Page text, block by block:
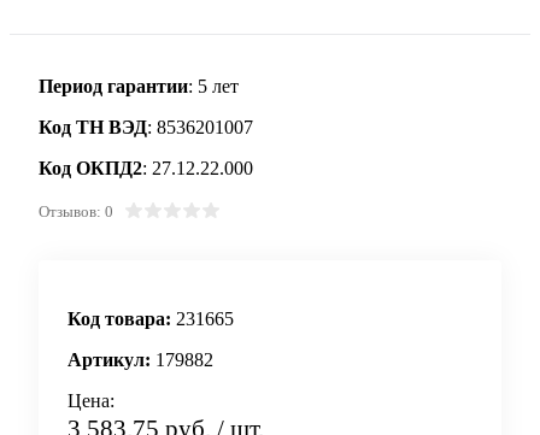
Период гарантии: 5 лет
Код ТН ВЭД: 8536201007
Код ОКПД2: 27.12.22.000
Отзывов: 0
Код товара: 231665
Артикул: 179882
Цена:
3 583.75 руб. / шт.